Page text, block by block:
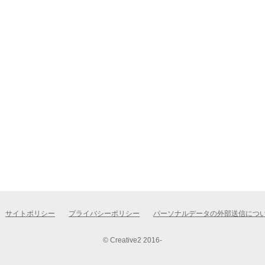
サイトポリシー プライバシーポリシー パーソナルデータの外部送信につ
© Creative2 2016-